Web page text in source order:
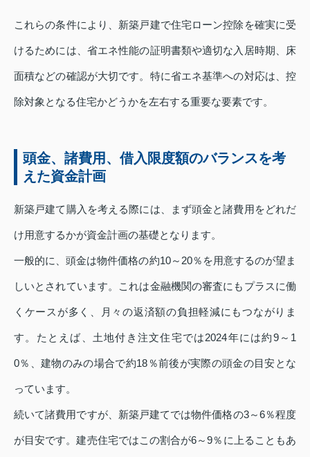
これらの条件により、新築戸建で住宅ローン控除を確実に受
けるためには、省エネ性能の証明書類や適切な入居時期、床
面積などの確認が大切です。特に省エネ基準への対応は、控
除対象となる住宅かどうかを左右する重要な要素です。
頭金、諸費用、借入限度額のバランスを考
えた資金計画
新築戸建て購入を考える際には、まず頭金と諸費用をどれだ
け用意するかが資金計画の基礎となります。
一般的に、頭金は物件価格の約10～20％を用意するのが望ま
しいとされています。これは金融機関の審査にもプラスに働
くケースが多く、月々の返済額の負担軽減にもつながりま
す。たとえば、土地付き注文住宅では2024年には約9～1
0％、建物のみの場合で約18％前後が実際の頭金の目安とな
っています。
続いて諸費用ですが、新築戸建てでは物件価格の3～6％程度
が目安です。建売住宅ではこの割合が6～9％に上ることもあ